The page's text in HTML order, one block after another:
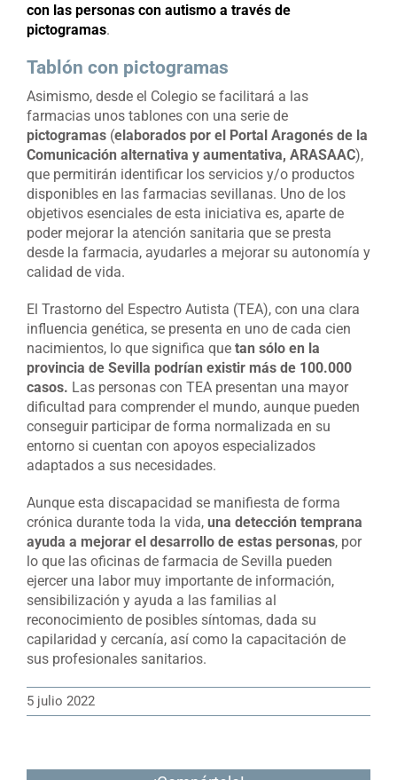
con las personas con autismo a través de
pictogramas.
Tablón con pictogramas
Asimismo, desde el Colegio se facilitará a las
farmacias unos tablones con una serie de
pictogramas (elaborados por el Portal Aragonés de la
Comunicación alternativa y aumentativa, ARASAAC),
que permitirán identificar los servicios y/o productos
disponibles en las farmacias sevillanas. Uno de los
objetivos esenciales de esta iniciativa es, aparte de
poder mejorar la atención sanitaria que se presta
desde la farmacia, ayudarles a mejorar su autonomía y
calidad de vida.
El Trastorno del Espectro Autista (TEA), con una clara
influencia genética, se presenta en uno de cada cien
nacimientos, lo que significa que tan sólo en la
provincia de Sevilla podrían existir más de 100.000
casos. Las personas con TEA presentan una mayor
dificultad para comprender el mundo, aunque pueden
conseguir participar de forma normalizada en su
entorno si cuentan con apoyos especializados
adaptados a sus necesidades.
Aunque esta discapacidad se manifiesta de forma
crónica durante toda la vida, una detección temprana
ayuda a mejorar el desarrollo de estas personas, por
lo que las oficinas de farmacia de Sevilla pueden
ejercer una labor muy importante de información,
sensibilización y ayuda a las familias al
reconocimiento de posibles síntomas, dada su
capilaridad y cercanía, así como la capacitación de
sus profesionales sanitarios.
5 julio 2022